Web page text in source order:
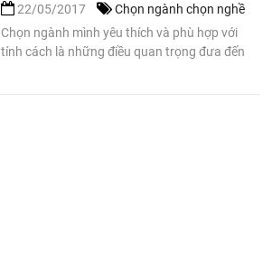
22/05/2017
Chọn ngành chọn nghề
Chọn ngành mình yêu thích và phù hợp với
tính cách là những điều quan trọng đưa đến